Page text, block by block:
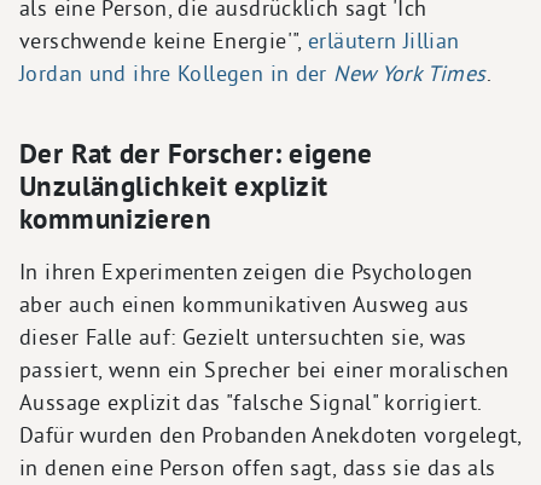
als eine Person, die ausdrücklich sagt 'Ich
verschwende keine Energie'", erläutern Jillian
Jordan und ihre Kollegen in der New York Times.
Der Rat der Forscher: eigene
Unzulänglichkeit explizit
kommunizieren
In ihren Experimenten zeigen die Psychologen
aber auch einen kommunikativen Ausweg aus
dieser Falle auf: Gezielt untersuchten sie, was
passiert, wenn ein Sprecher bei einer moralischen
Aussage explizit das "falsche Signal" korrigiert.
Dafür wurden den Probanden Anekdoten vorgelegt,
in denen eine Person offen sagt, dass sie das als